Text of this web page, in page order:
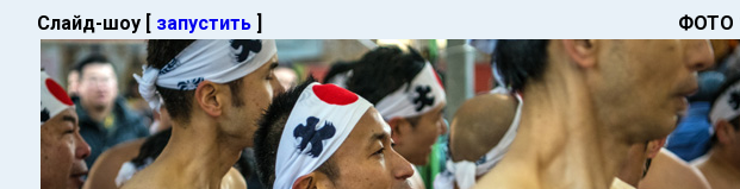
Слайд-шоу [ запустить ] ФОТО